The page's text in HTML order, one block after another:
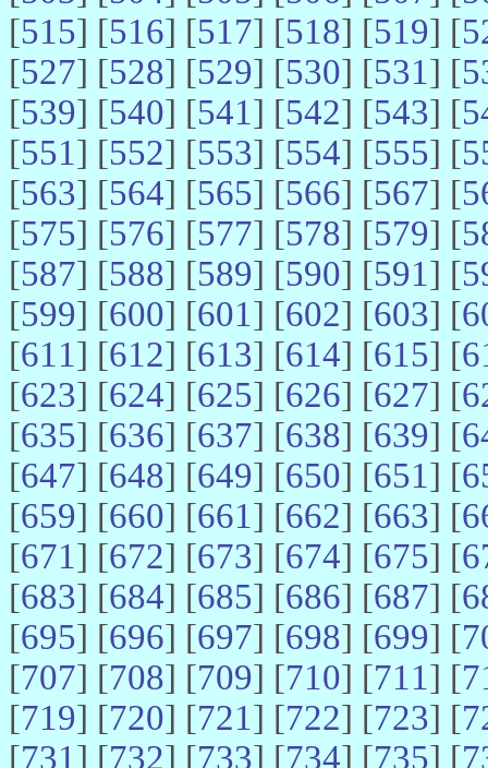
[515] [516] [517] [518] [519] [
[527] [528] [529] [530] [531] [
[539] [540] [541] [542] [543] [
[551] [552] [553] [554] [555] [
[563] [564] [565] [566] [567] [
[575] [576] [577] [578] [579] [
[587] [588] [589] [590] [591] [
[599] [600] [601] [602] [603] [
[611] [612] [613] [614] [615] [
[623] [624] [625] [626] [627] [
[635] [636] [637] [638] [639] [
[647] [648] [649] [650] [651] [
[659] [660] [661] [662] [663] [
[671] [672] [673] [674] [675] [
[683] [684] [685] [686] [687] [
[695] [696] [697] [698] [699] [
[707] [708] [709] [710] [711] [
[719] [720] [721] [722] [723] [
[731] [732] [733] [734] [735] [